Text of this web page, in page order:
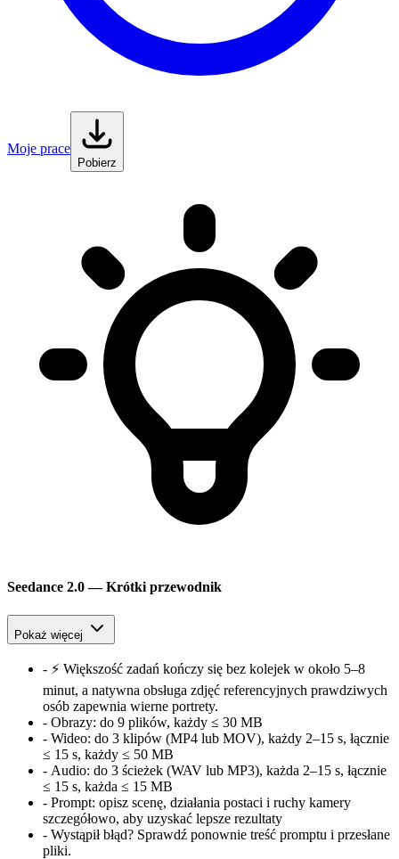
Moje prace
Pobierz
Seedance 2.0 — Krótki przewodnik
Pokaż więcej
- ⚡ Większość zadań kończy się bez kolejek w około 5–8
minut, a natywna obsługa zdjęć referencyjnych prawdziwych
osób zapewnia wierne portrety.
- Obrazy: do 9 plików, każdy ≤ 30 MB
- Wideo: do 3 klipów (MP4 lub MOV), każdy 2–15 s, łącznie
≤ 15 s, każdy ≤ 50 MB
- Audio: do 3 ścieżek (WAV lub MP3), każda 2–15 s, łącznie
≤ 15 s, każda ≤ 15 MB
- Prompt: opisz scenę, działania postaci i ruchy kamery
szczegółowo, aby uzyskać lepsze rezultaty
- Wystąpił błąd? Sprawdź ponownie treść promptu i przesłane
pliki.